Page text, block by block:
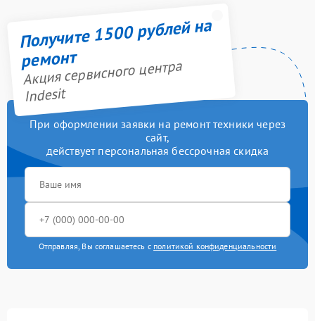
Получите 1500 рублей на
ремонт
Акция сервисного центра
Indesit
При оформлении заявки на ремонт техники через
сайт,
действует персональная бессрочная скидка
Отправляя, Вы соглашаетесь с политикой конфиденциальности